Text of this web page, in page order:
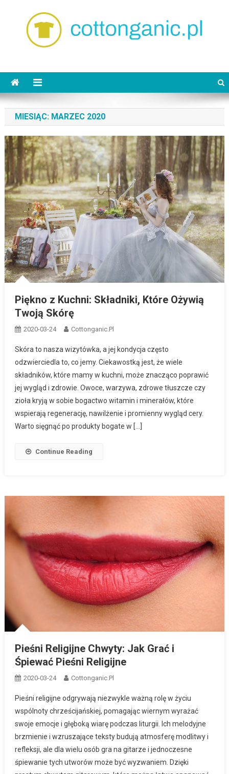
MIESIĄC: MARZEC 2020
Piękno z Kuchni: Składniki, Które Ożywią
Twoją Skórę
2020-03-24 Cottonganic.pl
Skóra to nasza wizytówka, a jej kondycja często
odzwierciedla to, co jemy. Ciekawostką jest, że wiele
składników, które mamy w kuchni, może znacząco poprawić
jej wygląd i zdrowie. Owoce, warzywa, zdrowe tłuszcze czy
zioła kryją w sobie bogactwo witamin i minerałów, które
wspierają regenerację, nawilżenie i promienny wygląd cery.
Warto sięgnąć po produkty bogate w […]
Continue Reading
Pieśni Religijne Chwyty: Jak Grać i
Śpiewać Pieśni Religijne
2020-03-24 Cottonganic.pl
Pieśni religijne odgrywają niezwykle ważną rolę w życiu
wspólnoty chrześcijańskiej, pomagając wiernym wyrażać
swoje emocje i głęboką wiarę podczas liturgii. Ich melodyjne
brzmienie i wzruszające teksty budują atmosferę modlitwy i
refleksji, ale dla wielu osób gra na gitarze i jednoczesne
śpiewanie tych utworów może być wyzwaniem. Dzięki